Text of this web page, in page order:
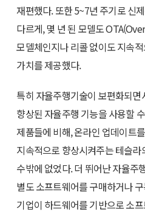
재편했다. 또한 5~7년 주기로 신
다르게, 몇 년 된 모델도
모델체인지나 리콜 없이도 지속
가치를 제공했다.
특히 자율주행기술이 보편화되면
향상된 자율주행 기능을 사용할
제품들에 비해, 온라인 업데이트
지속적으로 향상시켜주는 테슬
수밖에 없었다. 더 뛰어난 자율주
별도 소프트웨어를 구매하거나
기업이 하드웨어를 기반으로 소